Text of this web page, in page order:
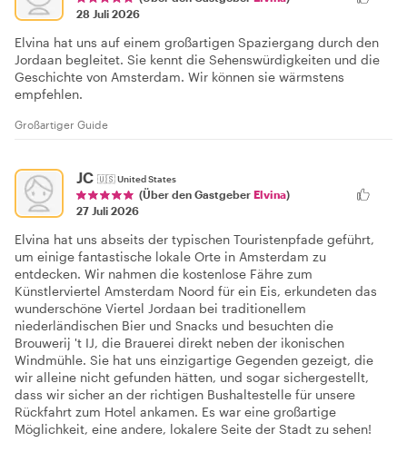
28 Juli 2026
Elvina hat uns auf einem großartigen Spaziergang durch den
Jordaan begleitet. Sie kennt die Sehenswürdigkeiten und die
Geschichte von Amsterdam. Wir können sie wärmstens
empfehlen.
Großartiger Guide
JC 🇺🇸United States
(Über den Gastgeber Elvina)
27 Juli 2026
Elvina hat uns abseits der typischen Touristenpfade geführt,
um einige fantastische lokale Orte in Amsterdam zu
entdecken. Wir nahmen die kostenlose Fähre zum
Künstlerviertel Amsterdam Noord für ein Eis, erkundeten das
wunderschöne Viertel Jordaan bei traditionellem
niederländischen Bier und Snacks und besuchten die
Brouwerij 't IJ, die Brauerei direkt neben der ikonischen
Windmühle. Sie hat uns einzigartige Gegenden gezeigt, die
wir alleine nicht gefunden hätten, und sogar sichergestellt,
dass wir sicher an der richtigen Bushaltestelle für unsere
Rückfahrt zum Hotel ankamen. Es war eine großartige
Möglichkeit, eine andere, lokalere Seite der Stadt zu sehen!